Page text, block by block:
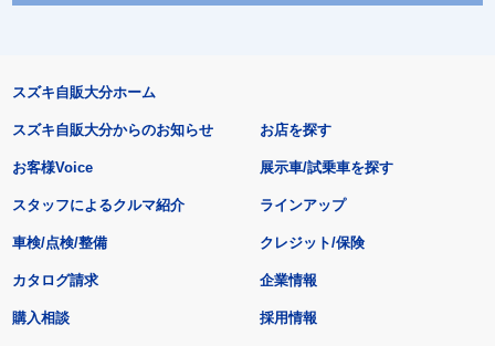
スズキ自販大分ホーム
スズキ自販大分からのお知らせ
お客様Voice
スタッフによるクルマ紹介
お店を探す
展示車/試乗車を探す
ラインアップ
車検/点検/整備 クレジット/保険
カタログ請求
購入相談
企業情報
採用情報